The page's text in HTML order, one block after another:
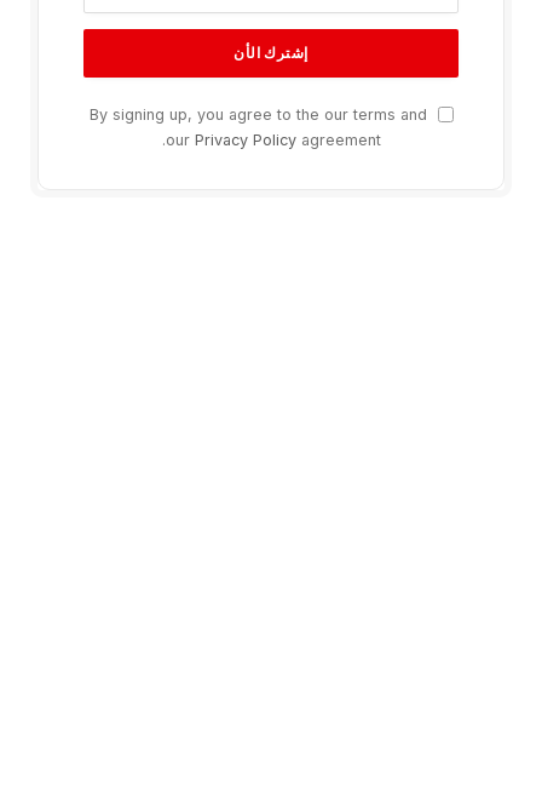
By signing up, you agree to the our terms and
our Privacy Policyagreement.